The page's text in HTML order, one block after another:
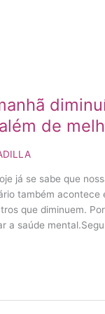
de
já se sabe que
também acontece
que diminuem.
a saúde